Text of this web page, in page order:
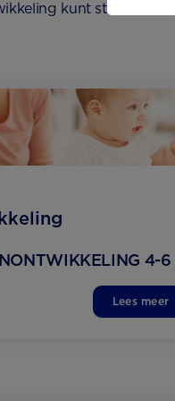
kunt stimuleren?
4-
Lees meer